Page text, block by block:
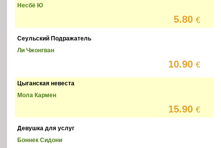
Несбё Ю
5.80€
Сеульский Подражатель
Ли Чжонгван
10.90€
Цыганская невеста
Мола Кармен
15.90€
Девушка для услуг
Боннек Сидони